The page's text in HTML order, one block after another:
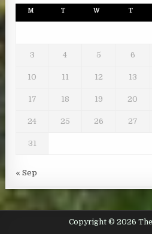
M T W T
3 4 5 6
10 11 12 13
17 18 19 20
24 25 26 27
31
« Sep
Copyright © 2026